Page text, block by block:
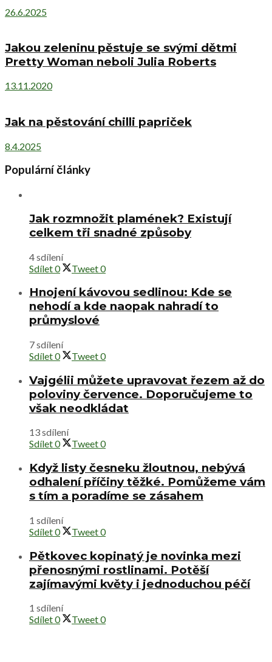
26.6.2025
Jakou zeleninu pěstuje se svými dětmi
Pretty Woman neboli Julia Roberts
13.11.2020
Jak na pěstování chilli papriček
8.4.2025
Populární články
Jak rozmnožit plamének? Existují
celkem tři snadné způsoby
4 sdílení
Sdílet0 Tweet0
Hnojení kávovou sedlinou: Kde se
nehodí a kde naopak nahradí to
průmyslové
7 sdílení
Sdílet0 Tweet0
Vajgélii můžete upravovat řezem až do
poloviny července. Doporučujeme to
však neodkládat
13 sdílení
Sdílet0 Tweet0
Když listy česneku žloutnou, nebývá
odhalení příčiny těžké. Pomůžeme vám
s tím a poradíme se zásahem
1 sdílení
Sdílet0 Tweet0
Pětkovec kopinatý je novinka mezi
přenosnými rostlinami. Potěší
zajímavými květy i jednoduchou péčí
1 sdílení
Sdílet0 Tweet0